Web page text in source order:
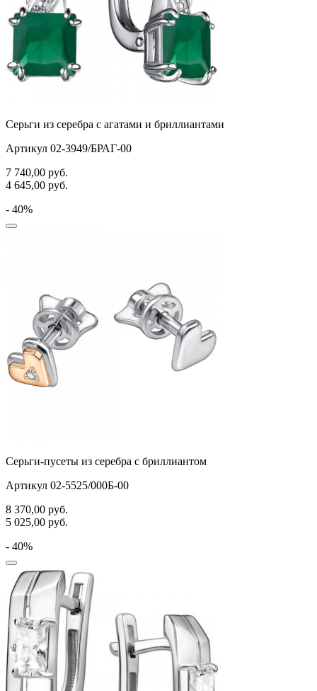
Серьги из серебра с агатами и бриллиантами
Артикул 02-3949/БРАГ-00
7 740,00 руб.
4 645,00 руб.
- 40%
Серьги-пусеты из серебра с бриллиантом
Артикул 02-5525/000Б-00
8 370,00 руб.
5 025,00 руб.
- 40%